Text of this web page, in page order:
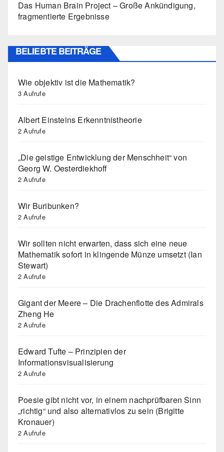
Das Human Brain Project – Große Ankündigung,
fragmentierte Ergebnisse
BELIEBTE BEITRÄGE
Wie objektiv ist die Mathematik?
3 Aufrufe
Albert Einsteins Erkenntnistheorie
2 Aufrufe
„Die geistige Entwicklung der Menschheit“ von
Georg W. Oesterdiekhoff
2 Aufrufe
Wir Buribunken?
2 Aufrufe
Wir sollten nicht erwarten, dass sich eine neue
Mathematik sofort in klingende Münze umsetzt (Ian
Stewart)
2 Aufrufe
Gigant der Meere – Die Drachenflotte des Admirals
Zheng He
2 Aufrufe
Edward Tufte – Prinzipien der
Informationsvisualisierung
2 Aufrufe
Poesie gibt nicht vor, in einem nachprüfbaren Sinn
„richtig“ und also alternativlos zu sein (Brigitte
Kronauer)
2 Aufrufe